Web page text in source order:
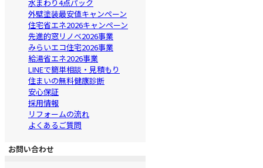
水まわり4点パック
外壁塗装最安値キャンペーン
住宅省エネ2026キャンペーン
先進的窓リノベ2026事業
みらいエコ住宅2026事業
給湯省エネ2026事業
LINEで簡単相談・見積もり
住まいの無料健康診断
安心保証
採用情報
リフォームの流れ
よくあるご質問
お問い合わせ